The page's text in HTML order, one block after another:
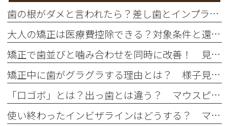
歯の根がダメと言われたら？差し歯とインプラントの違いを徹底比較
大人の矯正は医療費控除できる？対象条件と還付額シミュレーション
矯正で歯並びと噛み合わせを同時に改善！ 見た目だけじゃない本当の治療効果とは
矯正中に歯がグラグラする理由とは？ 様子見していいケースと危険なサイン
「口ゴボ」とは？出っ歯とは違う？ マウスピース矯正で治せるの？
使い終わったインビザラインはどうする？ マウスピース捨て方・保管方法は？